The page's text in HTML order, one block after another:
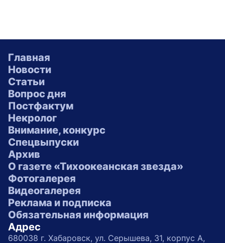
Главная
Новости
Статьи
Вопрос дня
Постфактум
Некролог
Внимание, конкурс
Спецвыпуски
Архив
О газете «Тихоокеанская звезда»
Фотогалерея
Видеогалерея
Реклама и подписка
Обязательная информация
Адрес
680038 г. Хабаровск, ул. Серышева, 31, корпус А,